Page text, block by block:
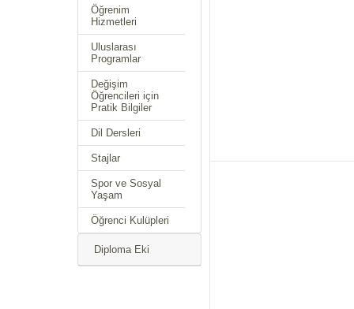
Öğrenim
Hizmetleri
Uluslarası
Programlar
Değişim
Öğrencileri için
Pratik Bilgiler
Dil Dersleri
Stajlar
Spor ve Sosyal
Yaşam
Öğrenci Kulüpleri
Diploma Eki